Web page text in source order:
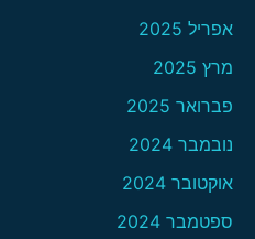
אפריל 2025
מרץ 2025
פברואר 2025
נובמבר 2024
אוקטובר 2024
ספטמבר 2024